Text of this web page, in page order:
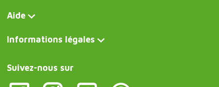
Aide
Informations légales
Suivez-nous sur